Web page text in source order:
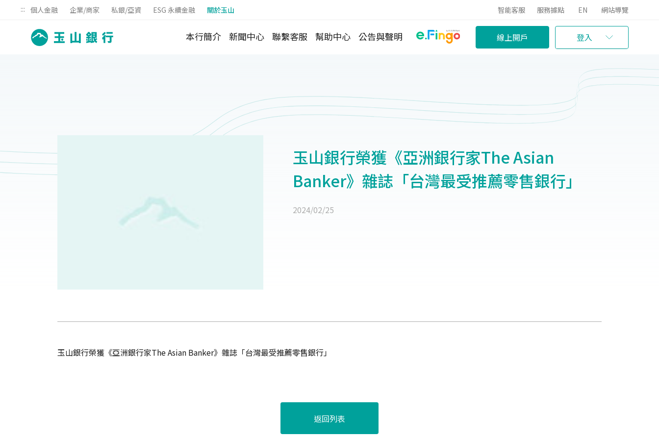
::: 個人金融 企業/商家 私銀/亞資 ESG 永續金融 關於玉山 智能客服 服務據點 EN 網站導覽
本行簡介 新聞中心 聯繫客服 幫助中心 公告與聲明 線上開戶 登入
玉山銀行榮獲《亞洲銀行家The Asian
Banker》雜誌「台灣最受推薦零售銀行」
2024/02/25
玉山銀行榮獲《亞洲銀行家The Asian Banker》雜誌「台灣最受推薦零售銀行」
返回列表